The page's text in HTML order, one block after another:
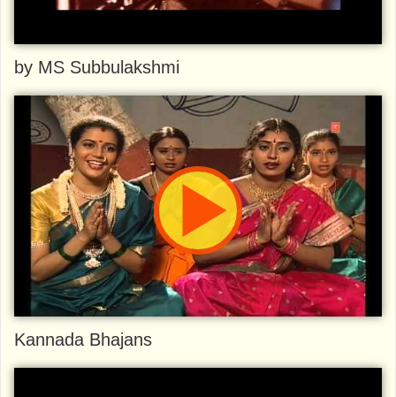
by MS Subbulakshmi
Kannada Bhajans